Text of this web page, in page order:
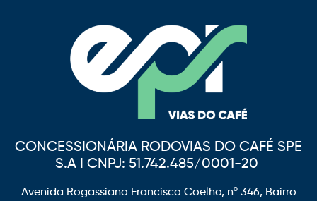
CONCESSIONÁRIA RODOVIAS DO CAFÉ SPE
S.A I CNPJ: 51.742.485/0001-20
Avenida Rogassiano Francisco Coelho, nº 346, Bairro